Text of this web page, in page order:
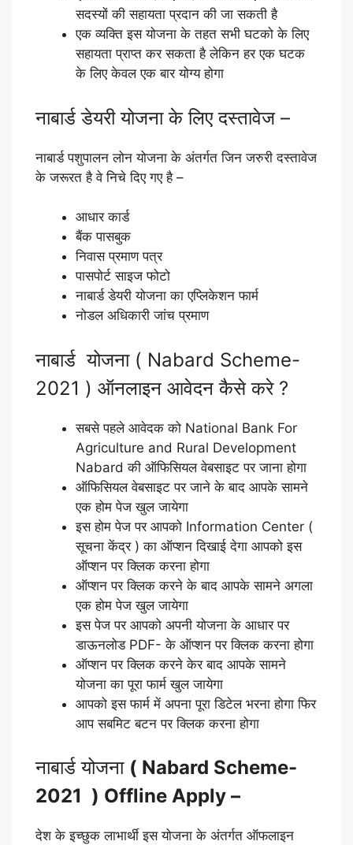
सदस्यों की सहायता प्रदान की जा सकती है
एक व्यक्ति इस योजना के तहत सभी घटको के लिए
सहायता प्राप्त कर सकता है लेकिन हर एक घटक
के लिए केवल एक बार योग्य होगा
नाबार्ड डेयरी योजना के लिए दस्तावेज –
नाबार्ड पशुपालन लोन योजना के अंतर्गत जिन जरुरी दस्तावेज
के जरूरत है वे निचे दिए गए है –
आधार कार्ड
बैंक पासबुक
निवास प्रमाण पत्र
पासपोर्ट साइज फोटो
नाबार्ड डेयरी योजना का एप्लिकेशन फार्म
नोडल अधिकारी जांच प्रमाण
नाबार्ड योजना ( Nabard Scheme-
2021 ) ऑनलाइन आवेदन कैसे करे ?
सबसे पहले आवेदक को National Bank For
Agriculture and Rural Development
Nabard की ऑफिसियल वेबसाइट पर जाना होगा
ऑफिसियल वेबसाइट पर जाने के बाद आपके सामने
एक होम पेज खुल जायेगा
इस होम पेज पर आपको Information Center (
सूचना केंद्र ) का ऑप्शन दिखाई देगा आपको इस
ऑप्शन पर क्लिक करना होगा
ऑप्शन पर क्लिक करने के बाद आपके सामने अगला
एक होम पेज खुल जायेगा
इस पेज पर आपको अपनी योजना के आधार पर
डाऊनलोड PDF- के ऑप्शन पर क्लिक करना होगा
ऑप्शन पर क्लिक करने केर बाद आपके सामने
योजना का पूरा फार्म खुल जायेगा
आपको इस फार्म में अपना पूरा डिटेल भरना होगा फिर
आप सबमिट बटन पर क्लिक करना होगा
नाबार्ड योजना ( Nabard Scheme-
2021 ) Offline Apply –
देश के इच्छुक लाभार्थी इस योजना के अंतर्गत ऑफलाइन